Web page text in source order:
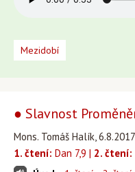
Mezidobí
● Slavnost
Mons. Tomáš Halík,
1. čtení: Dan 7,9 | 2. čtení: